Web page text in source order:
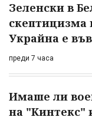
Зеленски в
скептицизма
Украйна е
преди 7 часа
Имаше ли
на "Кинтекс"